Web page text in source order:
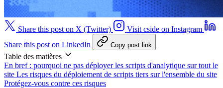
Share this post on X (Twitter)
Visit cside on Instagram
Share this post on LinkedIn
Copy post link
Table des matières
En bref : pourquoi ne pas déployer les scripts d'analytique sur tout le
site Les risques du déploiement de scripts tiers sur l'ensemble du site
Protégez-vous contre ces risques